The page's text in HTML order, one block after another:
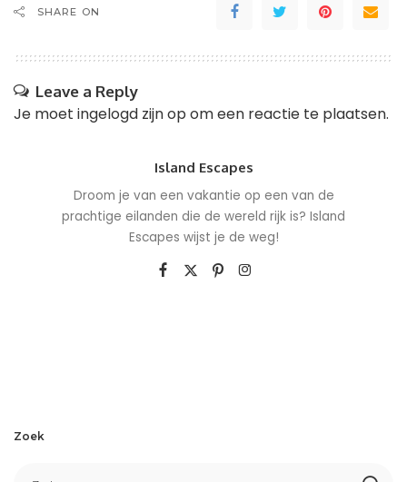
SHARE ON
Leave a Reply
Je moet ingelogd zijn op om een reactie te plaatsen.
Island Escapes
Droom je van een vakantie op een van de
prachtige eilanden die de wereld rijk is? Island
Escapes wijst je de weg!
Zoek